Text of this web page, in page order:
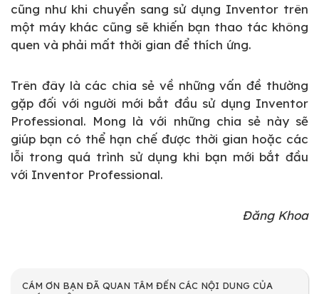
cũng như khi chuyển sang sử dụng Inventor trên
một máy khác cũng sẽ khiến bạn thao tác không
quen và phải mất thời gian để thích ứng.
Trên đây là các chia sẻ về những vấn đề thường
gặp đối với người mới bắt đầu sử dụng Inventor
Professional. Mong là với những chia sẻ này sẽ
giúp bạn có thể hạn chế được thời gian hoặc các
lỗi trong quá trình sử dụng khi bạn mới bắt đầu
với Inventor Professional.
Đăng Khoa
CÁM ƠN BẠN ĐÃ QUAN TÂM ĐẾN CÁC NỘI DUNG CỦA